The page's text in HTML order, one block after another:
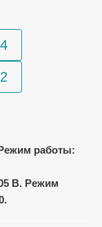
работы:
В. Режим